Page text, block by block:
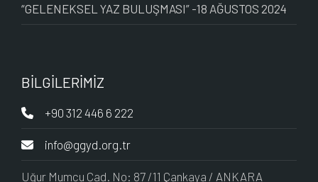
“GELENEKSEL YAZ BULUŞMASI” -18 AĞUSTOS 2024
BİLGİLERİMİZ
+90 312 446 6 222
info@ggyd.org.tr
Uğur Mumcu Cad. No: 87 /11 Çankaya / ANKARA